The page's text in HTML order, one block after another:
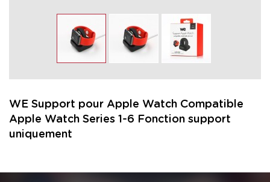
WE Support pour Apple Watch Compatible
Apple Watch Series 1-6 Fonction support
uniquement